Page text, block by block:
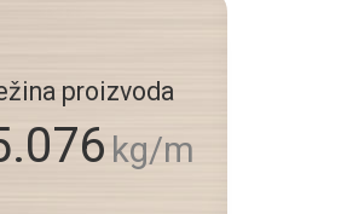
proizvoda
kg/m